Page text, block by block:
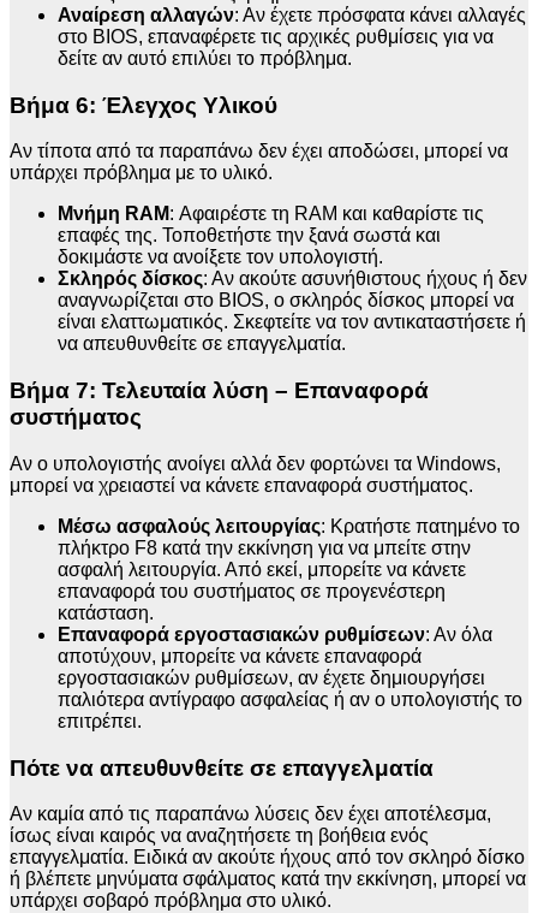
Αναίρεση αλλαγών: Αν έχετε πρόσφατα κάνει αλλαγές
στο BIOS, επαναφέρετε τις αρχικές ρυθμίσεις για να
δείτε αν αυτό επιλύει το πρόβλημα.
Βήμα 6: Έλεγχος Υλικού
Αν τίποτα από τα παραπάνω δεν έχει αποδώσει, μπορεί να
υπάρχει πρόβλημα με το υλικό.
Μνήμη RAM: Αφαιρέστε τη RAM και καθαρίστε τις
επαφές της. Τοποθετήστε την ξανά σωστά και
δοκιμάστε να ανοίξετε τον υπολογιστή.
Σκληρός δίσκος: Αν ακούτε ασυνήθιστους ήχους ή δεν
αναγνωρίζεται στο BIOS, ο σκληρός δίσκος μπορεί να
είναι ελαττωματικός. Σκεφτείτε να τον αντικαταστήσετε ή
να απευθυνθείτε σε επαγγελματία.
Βήμα 7: Τελευταία λύση – Επαναφορά
συστήματος
Αν ο υπολογιστής ανοίγει αλλά δεν φορτώνει τα Windows,
μπορεί να χρειαστεί να κάνετε επαναφορά συστήματος.
Μέσω ασφαλούς λειτουργίας: Κρατήστε πατημένο το
πλήκτρο F8 κατά την εκκίνηση για να μπείτε στην
ασφαλή λειτουργία. Από εκεί, μπορείτε να κάνετε
επαναφορά του συστήματος σε προγενέστερη
κατάσταση.
Επαναφορά εργοστασιακών ρυθμίσεων: Αν όλα
αποτύχουν, μπορείτε να κάνετε επαναφορά
εργοστασιακών ρυθμίσεων, αν έχετε δημιουργήσει
παλιότερα αντίγραφο ασφαλείας ή αν ο υπολογιστής το
επιτρέπει.
Πότε να απευθυνθείτε σε επαγγελματία
Αν καμία από τις παραπάνω λύσεις δεν έχει αποτέλεσμα,
ίσως είναι καιρός να αναζητήσετε τη βοήθεια ενός
επαγγελματία. Ειδικά αν ακούτε ήχους από τον σκληρό δίσκο
ή βλέπετε μηνύματα σφάλματος κατά την εκκίνηση, μπορεί να
υπάρχει σοβαρό πρόβλημα στο υλικό.